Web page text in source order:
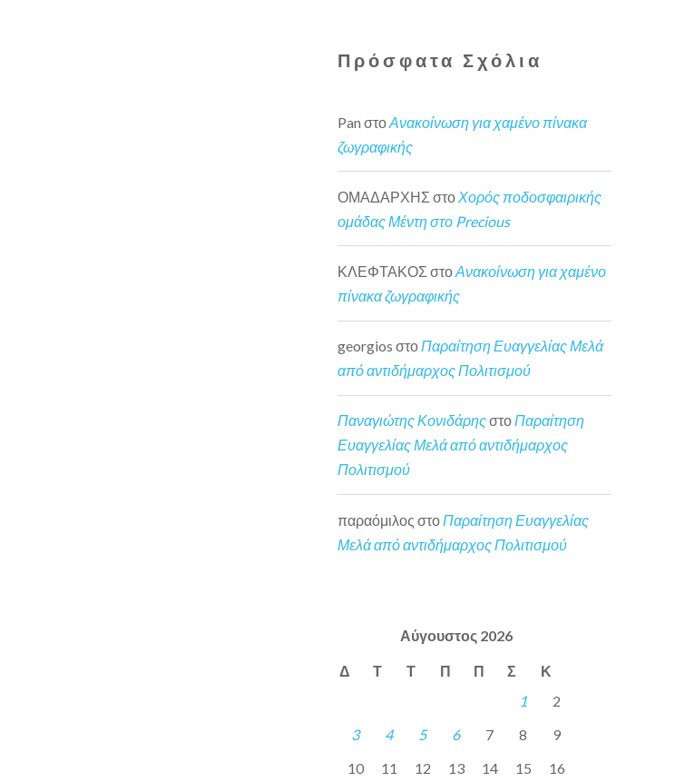
Πρόσφατα Σχόλια
Pan στοΑνακοίνωση για χαμένο πίνακα
ζωγραφικής
ΟΜΑΔΑΡΧΗΣ στο Χορός ποδοσφαιρικής
ομάδας Μέντη στο Precious
ΚΛΕΦΤΑΚΟΣ στοΑνακοίνωση για χαμένο
πίνακα ζωγραφικής
georgios στοΠαραίτηση Ευαγγελίας Μελά
από αντιδήμαρχος Πολιτισμού
Παναγιώτης ΚονιδάρηςστοΠαραίτηση
Ευαγγελίας Μελά από αντιδήμαρχος
Πολιτισμού
παραόμιλος στο Παραίτηση Ευαγγελίας
Μελά από αντιδήμαρχος Πολιτισμού
Αύγουστος 2026
Δ Τ Τ Π Π Σ Κ
1
2
3
4 5 6 7 8
9
10
11 12 13 14 15
16